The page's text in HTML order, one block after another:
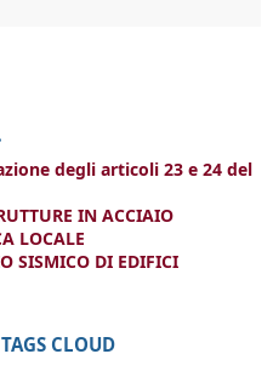
degli articoli 23 e 24 del
IN ACCIAIO
LOCALE
SISMICO DI EDIFICI
TAGS CLOUD